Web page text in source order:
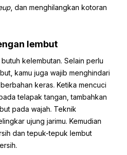
, dan menghilangkan kotoran
lembut
kelembutan. Selain perlu
kamu juga wajib menghindari
keras. Ketika mencuci
telapak tangan, tambahkan
pada wajah. Teknik
ujung jarimu. Kemudian
dan tepuk-tepuk lembut